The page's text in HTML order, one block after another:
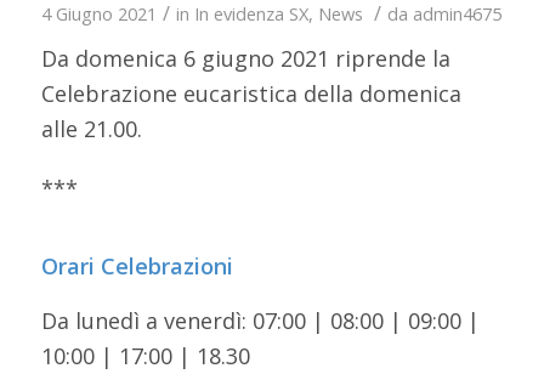
4 Giugno 2021 / in In evidenza SX, News / da admin4675
Da domenica 6 giugno 2021 riprende la
Celebrazione eucaristica della domenica
alle 21.00.
***
Orari Celebrazioni
Da lunedì a venerdì: 07:00 | 08:00 | 09:00 |
10:00 | 17:00 | 18.30